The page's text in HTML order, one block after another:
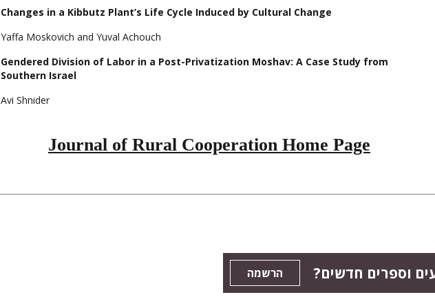
Changes in a Kibbutz Plant’s Life Cycle Induced by Cultural Change
Yaffa Moskovich and Yuval Achouch
Gendered Division of Labor in a Post-Privatization Moshav: A Case Study from
Southern Israel
Avi Shnider
Journal of Rural Cooperation Home Page
וספרים חדשים? הרשמה